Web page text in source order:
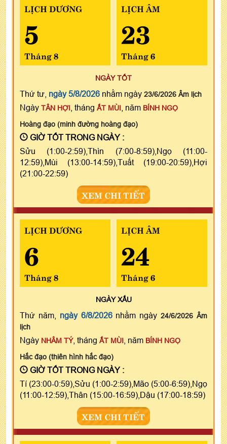
LỊCH DƯƠNG
5
Tháng 8
LỊCH ÂM
23
Tháng 6
NGÀY TỐT
Thứ tư, ngày 5/8/2026 nhằm ngày 23/6/2026 Âm lịch
Ngày TÂN HỢI , tháng ẤT MÙI , năm BÍNH NGỌ
Hoàng đạo (minh đường hoàng đạo)
GIỜ TỐT TRONG NGÀY :
Sửu (1:00-2:59),Thìn (7:00-8:59),Ngọ (11:00-
12:59),Mùi (13:00-14:59),Tuất (19:00-20:59),Hợi
(21:00-22:59)
XEM CHI TIẾT
LỊCH DƯƠNG
6
Tháng 8
LỊCH ÂM
24
Tháng 6
NGÀYXẤU
Thứ năm, ngày 6/8/2026nhằm ngày24/6/2026 Âm
lịch
Ngày NHÂM TÝ, tháng ẤT MÙI , năm BÍNH NGỌ
Hắc đạo (thiên hình hắc đạo)
GIỜ TỐT TRONG NGÀY :
Tí (23:00-0:59),Sửu (1:00-2:59),Mão (5:00-6:59),Ngọ
(11:00-12:59),Thân (15:00-16:59),Dậu (17:00-18:59)
XEM CHI TIẾT